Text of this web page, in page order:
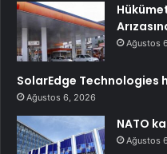
Ağustos
SolarEdge Technologies
Ağustos 6, 2026
NATO
Ağustos